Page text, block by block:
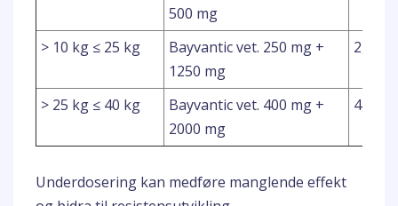
500 mg
> 10 kg ≤ 25 kg
Bayvantic vet. 250 mg +
1250 mg
2,5 ml
> 25 kg ≤ 40 kg
Bayvantic vet. 400 mg +
2000 mg
4,0 ml
Underdosering kan medføre manglende effekt